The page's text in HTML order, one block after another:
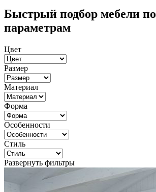
Быстрый подбор мебели по
параметрам
Цвет
Размер
Материал
Форма
Особенности
Стиль
Развернуть фильтры